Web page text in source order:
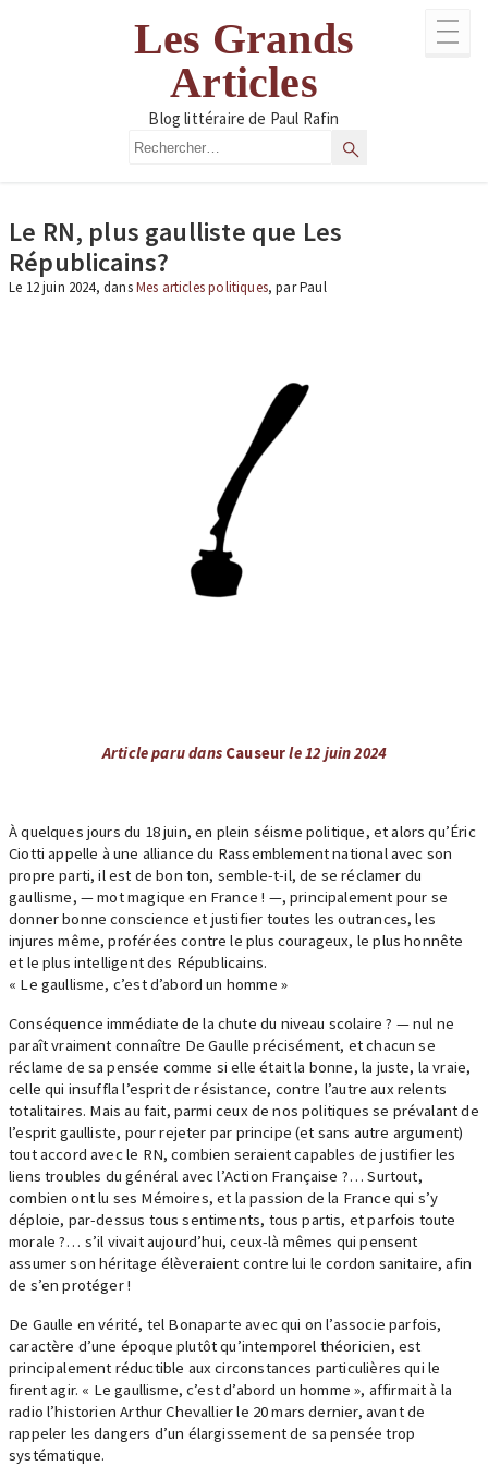
Les Grands
Articles
Blog littéraire de Paul Rafin
Rechercher Rechercher
Le RN, plus gaulliste que Les
Républicains?
Le 12 juin 2024, dansMes articles politiques, par Paul
Article paru dans Causeurle 12 juin 2024
À quelques jours du 18 juin, en plein séisme politique, et alors qu’Éric
Ciotti appelle à une alliance du Rassemblement national avec son
propre parti, il est de bon ton, semble-t-il, de se réclamer du
gaullisme, — mot magique en France ! —, principalement pour se
donner bonne conscience et justifier toutes les outrances, les
injures même, proférées contre le plus courageux, le plus honnête
et le plus intelligent des Républicains.
« Le gaullisme, c’est d’abord un homme »
Conséquence immédiate de la chute du niveau scolaire ? — nul ne
paraît vraiment connaître De Gaulle précisément, et chacun se
réclame de sa pensée comme si elle était la bonne, la juste, la vraie,
celle qui insuffla l’esprit de résistance, contre l’autre aux relents
totalitaires. Mais au fait, parmi ceux de nos politiques se prévalant de
l’esprit gaulliste, pour rejeter par principe (et sans autre argument)
tout accord avec le RN, combien seraient capables de justifier les
liens troubles du général avec l’Action Française ?… Surtout,
combien ont lu ses Mémoires, et la passion de la France qui s’y
déploie, par-dessus tous sentiments, tous partis, et parfois toute
morale ?… s’il vivait aujourd’hui, ceux-là mêmes qui pensent
assumer son héritage élèveraient contre lui le cordon sanitaire, afin
de s’en protéger !
De Gaulle en vérité, tel Bonaparte avec qui on l’associe parfois,
caractère d’une époque plutôt qu’intemporel théoricien, est
principalement réductible aux circonstances particulières qui le
firent agir. « Le gaullisme, c’est d’abord un homme », affirmait à la
radio l’historien Arthur Chevallier le 20 mars dernier, avant de
rappeler les dangers d’un élargissement de sa pensée trop
systématique.